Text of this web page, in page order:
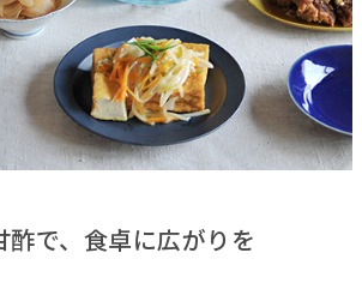
酢で、食卓に広がりを